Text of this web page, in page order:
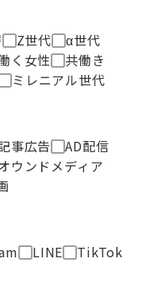
Z世代
α世代
く女性
共働き
ミレニアル世代
事広告
AD配信
ウンドメディア
LINE
TikTok